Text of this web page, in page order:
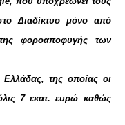
Διαδίκτυο μόνο από
της φοροαποφυγής των
Ελλάδας, της οποίας οι
7 εκατ. ευρώ καθώς